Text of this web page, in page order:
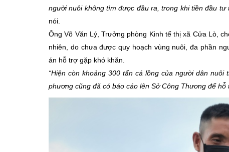
người nuôi không tìm được đầu ra, trong khi tiền đầu
nói.
Ông Võ Văn Lý, Trưởng phòng Kinh tế thị xã Cửa Lò,
nhiên, do chưa được quy hoạch vùng nuôi, đa phần
án hỗ trợ gặp khó khăn.
“Hiện còn khoảng 300 tấn cá lồng của người dân
phương cũng đã có báo cáo lên Sở Công Thương để